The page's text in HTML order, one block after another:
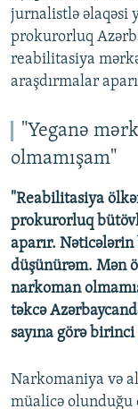
jurnalistlə əlaqəsi
prokurorluq
reabilitasiya
araşdırmalar
"Yeganə
olmamışam"
"Reabilitasiya
prokurorluq
aparır. Nəticələrin
düşünürəm. Mən
narkoman
təkcə
sayına görə
Narkomaniya və
müalicə olunduğu